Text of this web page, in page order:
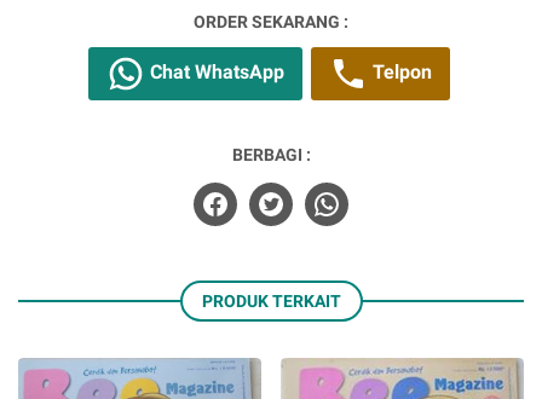
ORDER SEKARANG :
Chat WhatsApp Telpon
BERBAGI :
PRODUK TERKAIT